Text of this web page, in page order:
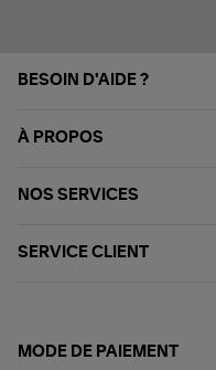
BESOIN D'AIDE ?
À PROPOS
NOS SERVICES
SERVICE CLIENT
MODE DE PAIEMENT